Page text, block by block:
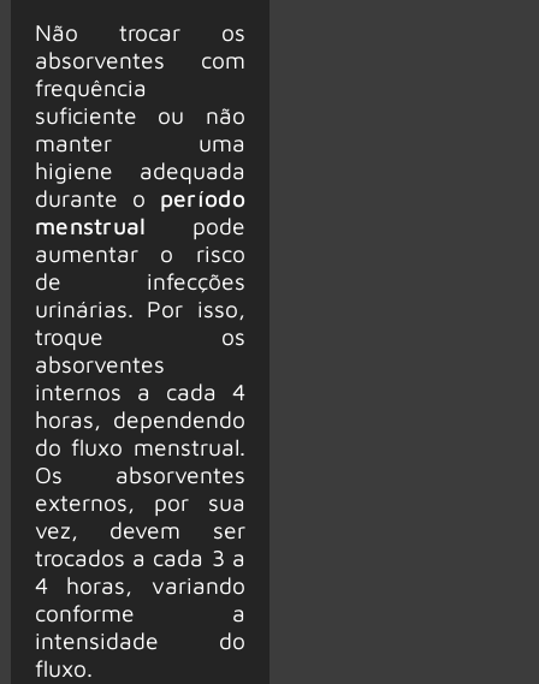
Não trocar os
absorventes com
frequência
suficiente ou não
manter uma
higiene adequada
durante o período
menstrual pode
aumentar o risco
de infecções
urinárias. Por isso,
troque os
absorventes
internos a cada 4
horas, dependendo
do fluxo menstrual.
Os absorventes
externos, por sua
vez, devem ser
trocados a cada 3 a
4 horas, variando
conforme a
intensidade do
fluxo.